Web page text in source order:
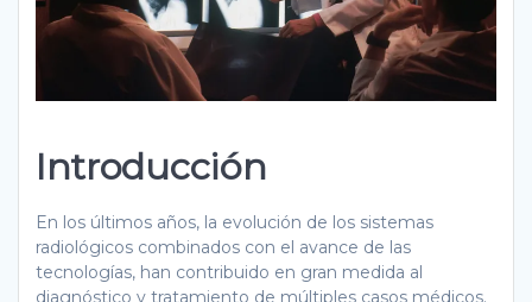
Introducción
En los últimos años, la evolución de los sistemas
radiológicos combinados con el avance de las
tecnologías, han contribuido en gran medida al
diagnóstico y tratamiento de múltiples casos médicos.